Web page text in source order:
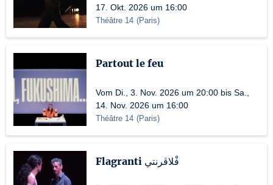
17. Okt. 2026 um 16:00
Théâtre 14 (Paris)
Partout le feu
Vom Di., 3. Nov. 2026 um 20:00 bis Sa.,
14. Nov. 2026 um 16:00
Théâtre 14 (Paris)
Flagranti فْلاڤرنتي